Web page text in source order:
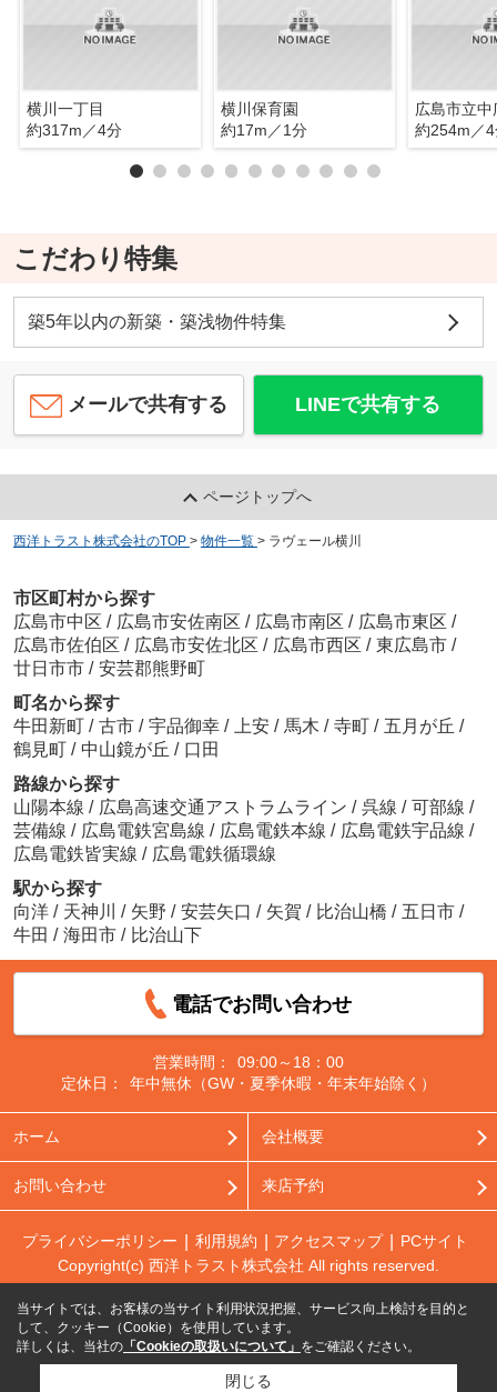
横川一丁目
約317m／4分
横川保育園
約17m／1分
広島市立中
約254m／
こだわり特集
築5年以内の新築・築浅物件特集
メールで共有する LINEで共有する
ページトップへ
西洋トラスト株式会社のTOP > 物件一覧 > ラヴェール横川
市区町村から探す
広島市中区 / 広島市安佐南区 / 広島市南区 / 広島市東区 /
広島市佐伯区 / 広島市安佐北区 / 広島市西区 / 東広島市 /
廿日市市 / 安芸郡熊野町
町名から探す
牛田新町 / 古市 / 宇品御幸 / 上安 / 馬木 / 寺町 / 五月が丘 /
鶴見町 / 中山鏡が丘 / 口田
路線から探す
山陽本線 / 広島高速交通アストラムライン / 呉線 / 可部線 /
芸備線 / 広島電鉄宮島線 / 広島電鉄本線 / 広島電鉄宇品線 /
広島電鉄皆実線 / 広島電鉄循環線
駅から探す
向洋 / 天神川 / 矢野 / 安芸矢口 / 矢賀 / 比治山橋 / 五日市 /
牛田 / 海田市 / 比治山下
電話でお問い合わせ
営業時間：
09:00～18：00
定休日：
年中無休（GW・夏季休暇・年末年始除く）
ホーム 会社概要
お問い合わせ 来店予約
プライバシーポリシー 利用規約 アクセスマップ
PCサイト
Copyright(c) 西洋トラスト株式会社 All rights reserved.
当サイトでは、お客様の当サイト利用状況把握、サービス向上検討を目的と
して、クッキー（Cookie）を使用しています。
詳しくは、当社の 「Cookieの取扱いについて」 をご確認ください。
閉じる